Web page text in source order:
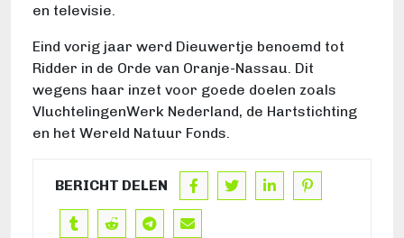
en televisie.
Eind vorig jaar werd Dieuwertje benoemd tot
Ridder in de Orde van Oranje-Nassau. Dit
wegens haar inzet voor goede doelen zoals
VluchtelingenWerk Nederland, de Hartstichting
en het Wereld Natuur Fonds.
BERICHT DELEN